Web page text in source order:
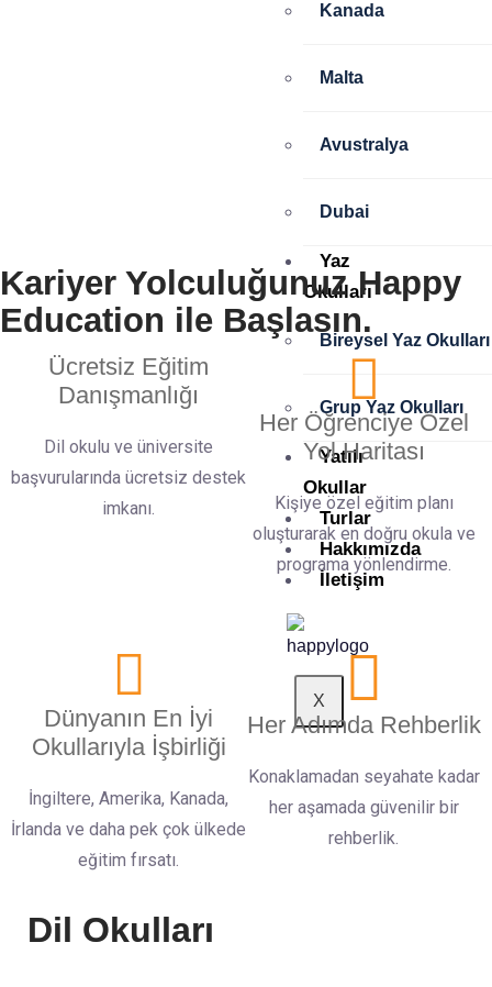
Kanada
Malta
Avustralya
Dubai
Yaz
Okulları
Bireysel Yaz Okulları
Grup Yaz Okulları
Yatılı
Okullar
Turlar
Hakkımızda
İletişim
X
Avusturalya
Kariyer Yolculuğunuz Happy
Education ile Başlasın.
Ücretsiz Eğitim
Danışmanlığı
Dil okulu ve üniversite
başvurularında ücretsiz destek
imkanı.
Dünyanın En İyi
Okullarıyla İşbirliği
İngiltere, Amerika, Kanada,
İrlanda ve daha pek çok ülkede
eğitim fırsatı.
Her Öğrenciye Özel
Yol Haritası
Kişiye özel eğitim planı
oluşturarak en doğru okula ve
programa yönlendirme.
Her Adımda Rehberlik
Konaklamadan seyahate kadar
her aşamada güvenilir bir
rehberlik.
Dil Okulları